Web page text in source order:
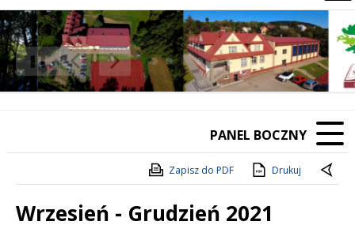
Poprzedni Element
Następny Element
❚❚
PANEL BOCZNY
Zapisz do PDF Drukuj
Wrzesień - Grudzień 2021